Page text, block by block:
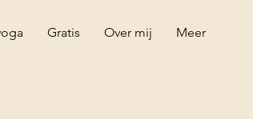
Gratis Over mij Meer